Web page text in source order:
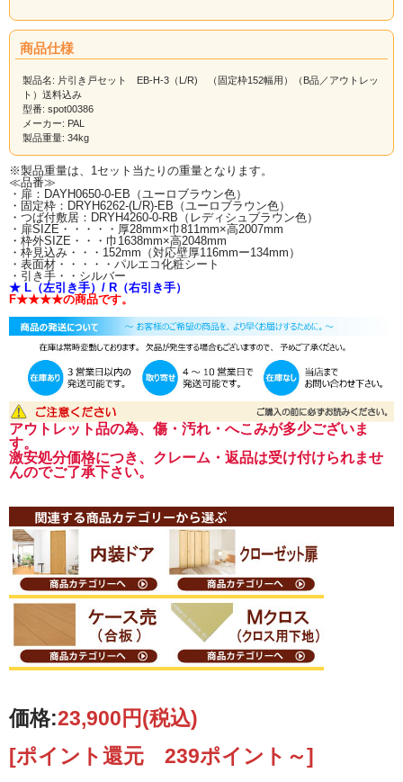
お届けは、一階の軒先渡しとなります。
屋内への荷運びはお受け致しかねますので、荷受けのご用意をお願いいたしま
す。
商品仕様
製品名: 片引き戸セット EB-H-3（L/R) （固定枠152幅用）（B品／アウトレッ
ト）送料込み
型番: spot00386
メーカー: PAL
製品重量: 34kg
※製品重量は、1セット当たりの重量となります。
≪品番≫
・扉：DAYH0650-0-EB（ユーロブラウン色）
・固定枠：DRYH6262-(L/R)-EB（ユーロブラウン色）
・つば付敷居：DRYH4260-0-RB（レディシュブラウン色）
・扉SIZE・・・・・厚28mm×巾811mm×高2007mm
・枠外SIZE・・・巾1638mm×高2048mm
・枠見込み・・・152mm（対応壁厚116mmー134mm）
・表面材・・・・・パルエコ化粧シート
・引き手・・シルバー
★ L（左引き手）/ R（右引き手）
F★★★★の商品です。
アウトレット品の為、傷・汚れ・へこみが多少ございま
す。
激安処分価格につき、クレーム・返品は受け付けられませ
んのでご了承下さい。
価格:23,900円(税込)
[ポイント還元 239ポイント～]